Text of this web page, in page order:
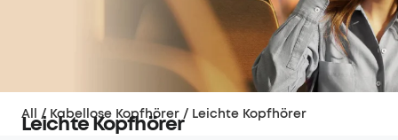
Leichte Kopfhörer
All / Kabellose Kopfhörer / Leichte Kopfhörer